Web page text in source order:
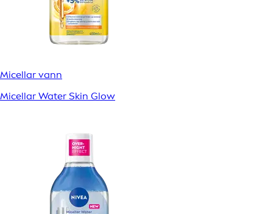
Micellar vann
Micellar Water Skin Glow